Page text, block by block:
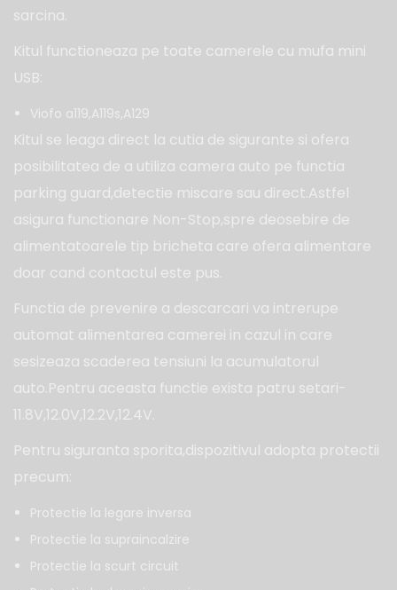
sarcina.
Kitul functioneaza pe toate camerele cu mufa mini
USB:
Viofo a119,A119s,A129
Kitul se leaga direct la cutia de sigurante si ofera
posibilitatea de a utiliza camera auto pe functia
parking guard,detectie miscare sau direct.Astfel
asigura functionare Non-Stop,spre deosebire de
alimentatoarele tip bricheta care ofera alimentare
doar cand contactul este pus.
Functia de prevenire a descarcari va intrerupe
automat alimentarea camerei in cazul in care
sesizeaza scaderea tensiuni la acumulatorul
auto.Pentru aceasta functie exista patru setari-
11.8V,12.0V,12.2V,12.4V.
Pentru siguranta sporita,dispozitivul adopta protectii
precum:
Protectie la legare inversa
Protectie la supraincalzire
Protectie la scurt circuit